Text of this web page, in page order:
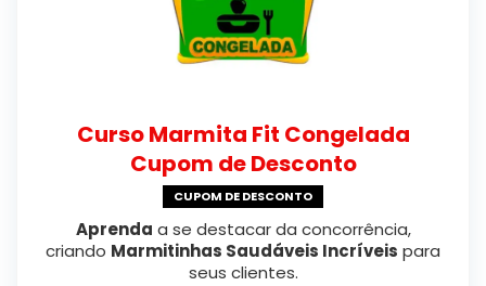
Curso Marmita Fit Congelada
Cupom de Desconto
CUPOM DE DESCONTO
Aprenda a se destacar da concorrência,
criando Marmitinhas Saudáveis Incríveis para
seus clientes.